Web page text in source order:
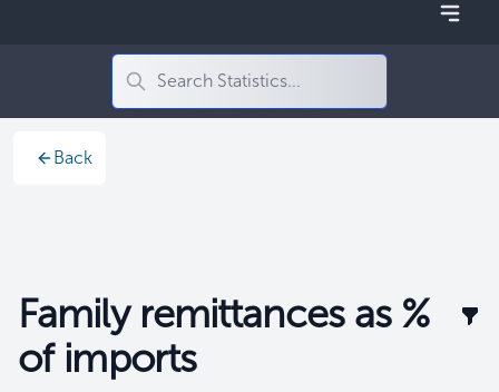
Back
Family remittances as %
of imports